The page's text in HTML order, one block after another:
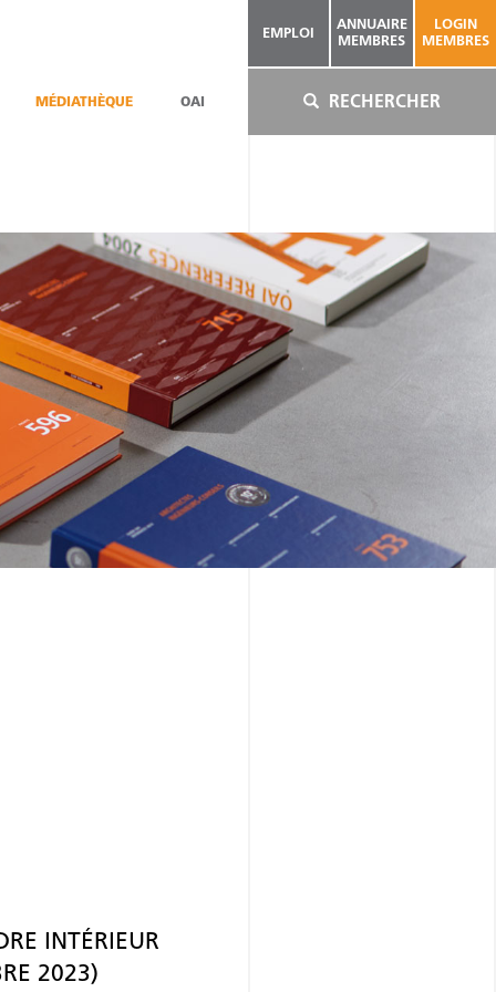
MÉDIATHÈQUE OAI
EMPLOI
ANNUAIRE
MEMBRES
LOGIN
MEMBRES
RECHERCHER
INTÉRIEUR
2023)